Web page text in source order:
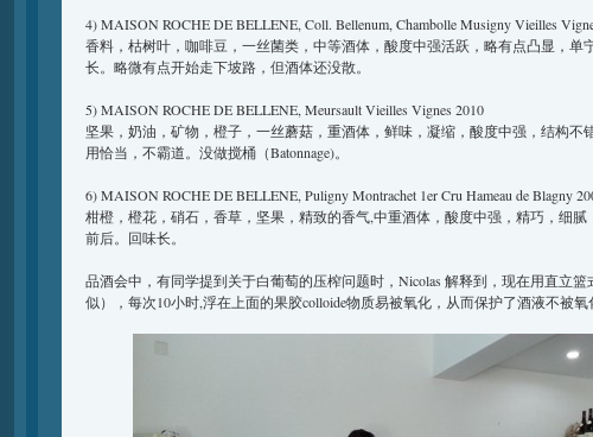
4) MAISON ROCHE DE BELLENE, Coll. Bellenum, Chambolle Musigny Vieilles
香料，枯树叶，咖啡豆，一丝菌类，中等酒体，酸度中强活跃，略有点凸显，单
长。略微有点开始走下坡路，但酒体还没散。
5) MAISON ROCHE DE BELLENE, Meursault Vieilles Vignes 2010
坚果，奶油，矿物，橙子，一丝蘑菇，重酒体，鲜味，凝缩，酸度中强，结构不
用恰当，不霸道。没做搅桶（Batonnage)。
6) MAISON ROCHE DE BELLENE, Puligny Montrachet 1er Cru Hameau de Blagny
柑橙，橙花，硝石，香草，坚果，精致的香气,中重酒体，酸度中强，精巧，细腻
前后。回味长。
品酒会中，有同学提到关于白葡萄的压榨问题时，Nicolas 解释到，现在用直立
似），每次10小时,浮在上面的果胶colloide物质易被氧化，从而保护了酒液不被氧